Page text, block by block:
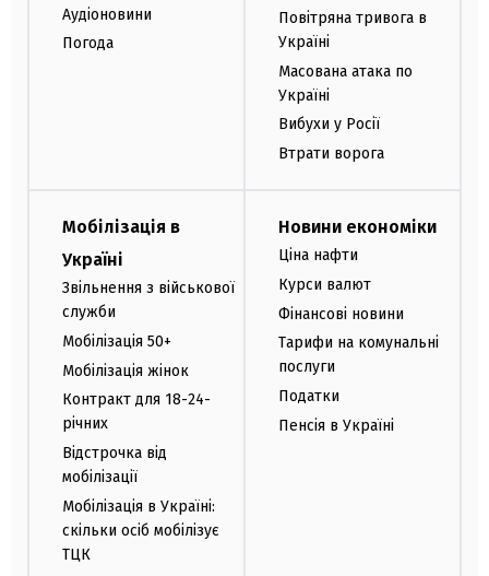
Аудіоновини
Погода
Повітряна тривога в
Україні
Масована атака по
Україні
Вибухи у Росії
Втрати ворога
Мобілізація в
Україні
Звільнення з військової
служби
Мобілізація 50+
Мобілізація жінок
Контракт для 18-24-
річних
Відстрочка від
мобілізації
Мобілізація в Україні:
скільки осіб мобілізує
ТЦК
Новини економіки
Ціна нафти
Курси валют
Фінансові новини
Тарифи на комунальні
послуги
Податки
Пенсія в Україні